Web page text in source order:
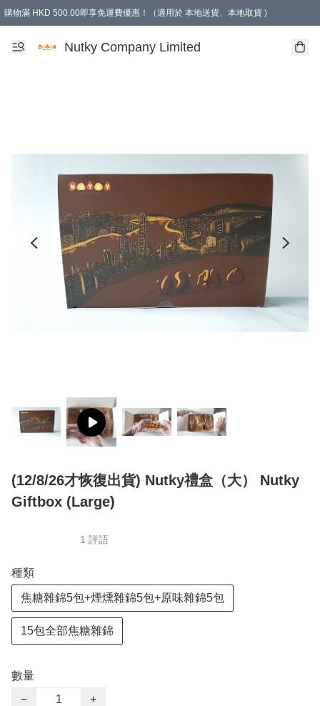
購物滿 HKD 500.00即享免運費優惠！（適用於 本地送貨、本地取貨 )
Nutky Company Limited
(12/8/26才恢復出貨) Nutky禮盒（大） Nutky
Giftbox (Large)
1 評語
種類
焦糖雜錦5包+煙燻雜錦5包+原味雜錦5包
15包全部焦糖雜錦
數量
−
+